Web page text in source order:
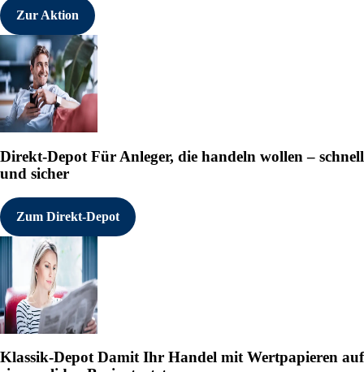
Zur Aktion
Direkt-Depot Für Anleger, die handeln wollen – schnell
und sicher
Zum Direkt-Depot
Klassik-DepotDamit Ihr Handel mit Wertpapieren auf